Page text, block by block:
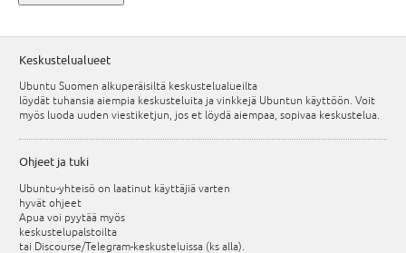
Keskustelualueet
Ubuntu Suomen alkuperäisiltä keskustelualueilta
löydät tuhansia aiempia keskusteluita ja vinkkejä Ubuntun käyttöön. Voit
myös luoda uuden viestiketjun, jos et löydä aiempaa, sopivaa keskustelua.
Ohjeet ja tuki
Ubuntu-yhteisö on laatinut käyttäjiä varten
hyvät ohjeet
Apua voi pyytää myös
keskustelupalstoilta
tai Discourse/Telegram-keskusteluissa (ks alla).